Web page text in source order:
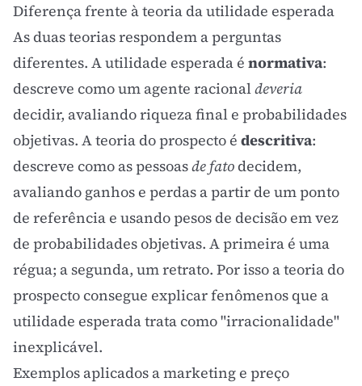
Diferença frente à teoria da utilidade esperada
As duas teorias respondem a perguntas
diferentes. A utilidade esperada é normativa:
descreve como um agente racionaldeveria
decidir, avaliando riqueza final e probabilidades
objetivas. A teoria do prospecto é descritiva:
descreve como as pessoasde fatodecidem,
avaliando ganhos e perdas a partir de um ponto
de referência e usando pesos de decisão em vez
de probabilidades objetivas. A primeira é uma
régua; a segunda, um retrato. Por isso a teoria do
prospecto consegue explicar fenômenos que a
utilidade esperada trata como "irracionalidade"
inexplicável.
Exemplos aplicados a marketing e preço